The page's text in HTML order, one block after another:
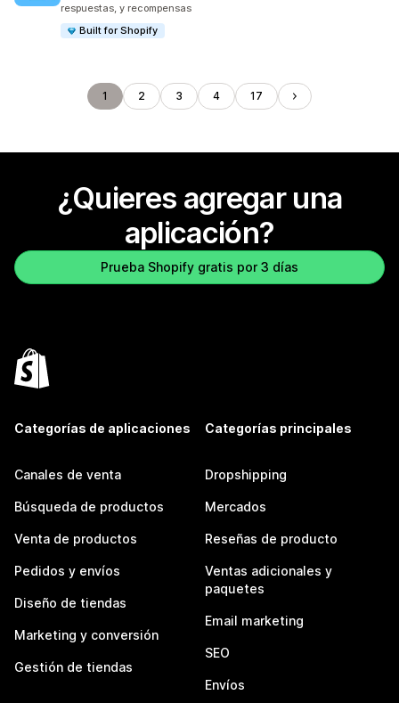
respuestas, y recompensas
Built for Shopify
1 2 3 4 17
¿Quieres agregar una
aplicación?
Prueba Shopify gratis por 3 días
Categorías de aplicaciones
Canales de venta
Búsqueda de productos
Venta de productos
Pedidos y envíos
Diseño de tiendas
Marketing y conversión
Gestión de tiendas
Categorías principales
Dropshipping
Mercados
Reseñas de producto
Ventas adicionales y
paquetes
Email marketing
SEO
Envíos